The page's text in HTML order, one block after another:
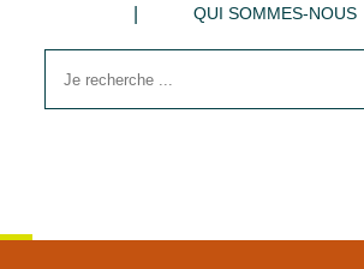
QUI SOMMES-NOUS